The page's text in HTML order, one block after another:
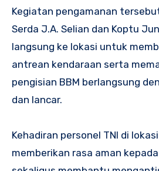
Kegiatan pengamanan
Serda J.A. Selian dan Koptu
langsung ke lokasi untuk
antrean kendaraan serta
pengisian BBM berlangsung
dan lancar.
Kehadiran personel TNI di
memberikan rasa aman